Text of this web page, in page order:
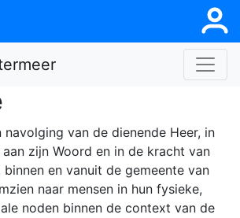
navolging van de dienende Heer, in
zijn Woord en in de kracht van
binnen en vanuit de gemeente van
naar mensen in hun fysieke,
noden binnen de context van de